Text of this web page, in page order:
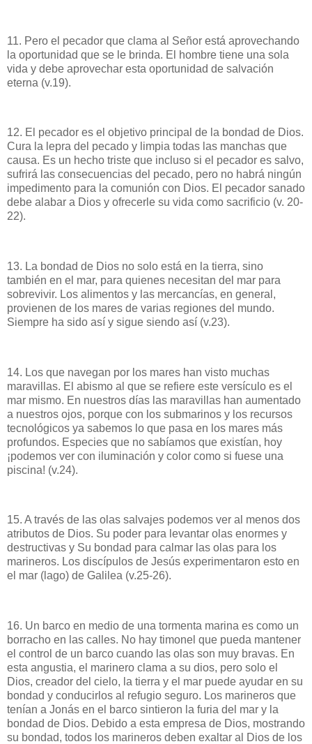
11. Pero el pecador que clama al Señor está aprovechando
la oportunidad que se le brinda. El hombre tiene una sola
vida y debe aprovechar esta oportunidad de salvación
eterna (v.19).
12. El pecador es el objetivo principal de la bondad de Dios.
Cura la lepra del pecado y limpia todas las manchas que
causa. Es un hecho triste que incluso si el pecador es salvo,
sufrirá las consecuencias del pecado, pero no habrá ningún
impedimento para la comunión con Dios. El pecador sanado
debe alabar a Dios y ofrecerle su vida como sacrificio (v. 20-
22).
13. La bondad de Dios no solo está en la tierra, sino
también en el mar, para quienes necesitan del mar para
sobrevivir. Los alimentos y las mercancías, en general,
provienen de los mares de varias regiones del mundo.
Siempre ha sido así y sigue siendo así (v.23).
14. Los que navegan por los mares han visto muchas
maravillas. El abismo al que se refiere este versículo es el
mar mismo. En nuestros días las maravillas han aumentado
a nuestros ojos, porque con los submarinos y los recursos
tecnológicos ya sabemos lo que pasa en los mares más
profundos. Especies que no sabíamos que existían, hoy
¡podemos ver con iluminación y color como si fuese una
piscina! (v.24).
15. A través de las olas salvajes podemos ver al menos dos
atributos de Dios. Su poder para levantar olas enormes y
destructivas y Su bondad para calmar las olas para los
marineros. Los discípulos de Jesús experimentaron esto en
el mar (lago) de Galilea (v.25-26).
16. Un barco en medio de una tormenta marina es como un
borracho en las calles. No hay timonel que pueda mantener
el control de un barco cuando las olas son muy bravas. En
esta angustia, el marinero clama a su dios, pero solo el
Dios, creador del cielo, la tierra y el mar puede ayudar en su
bondad y conducirlos al refugio seguro. Los marineros que
tenían a Jonás en el barco sintieron la furia del mar y la
bondad de Dios. Debido a esta empresa de Dios, mostrando
su bondad, todos los marineros deben exaltar al Dios de los